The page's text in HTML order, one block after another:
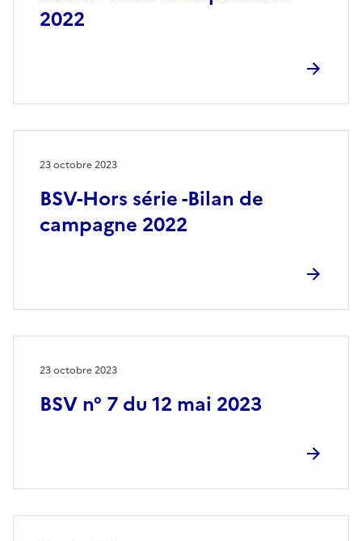
2022
BSV-Hors série -Bilan de
campagne 2022
23 octobre 2023
BSV n° 7 du 12 mai 2023
23 octobre 2023